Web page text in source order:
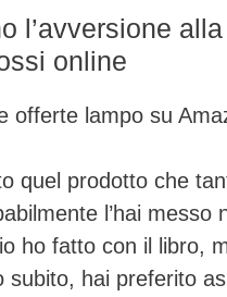
l’avversione
online
offerte lampo su
quel prodotto che
l’hai messo
ho fatto con il libro,
subito, hai preferito